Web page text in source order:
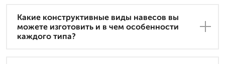
Какие конструктивные виды навесов вы
можете изготовить и в чем особенности
каждого типа?